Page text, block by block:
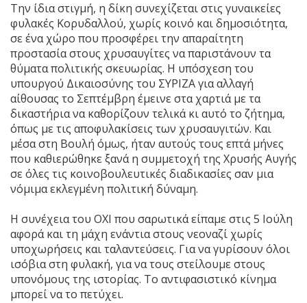
Την ίδια στιγμή, η δίκη συνεχίζεται στις γυναικείες
φυλακές Κορυδαλλού, χωρίς κοινό και δημοσιότητα,
σε ένα χώρο που προσφέρει την απαραίτητη
προστασία στους χρυσαυγίτες να παριστάνουν τα
θύματα πολιτικής σκευωρίας. Η υπόσχεση του
υπουργού Δικαιοσύνης του ΣΥΡΙΖΑ για αλλαγή
αίθουσας το Σεπτέμβρη έμεινε στα χαρτιά με τα
δικαστήρια να καθορίζουν τελικά κι αυτό το ζήτημα,
όπως με τις αποφυλακίσεις των χρυσαυγιτών. Και
μέσα στη Βουλή όμως, ήταν αυτούς τους επτά μήνες
που καθιερώθηκε ξανά η συμμετοχή της Χρυσής Αυγής
σε όλες τις κοινοβουλευτικές διαδικασίες σαν μια
νόμιμα εκλεγμένη πολιτική δύναμη.
Η συνέχεια του ΟΧΙ που σαρωτικά είπαμε στις 5 Ιούλη
αφορά και τη μάχη ενάντια στους νεοναζί χωρίς
υποχωρήσεις και ταλαντεύσεις. Για να γυρίσουν όλοι
ισόβια στη φυλακή, για να τους στείλουμε στους
υπονόμους της ιστορίας. Το αντιφασιστικό κίνημα
μπορεί να το πετύχει.